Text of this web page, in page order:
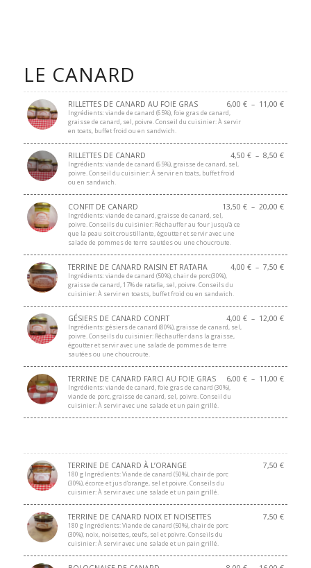
LE CANARD
RILLETTES DE CANARD AU FOIE GRAS 6,00€ – 11,00€
Ingrédients: viande de canard (65%), foie gras de canard,
graisse de canard, sel, poivre. Conseil du cuisinier: À servir
en toats, buffet froid ou en sandwich.
RILLETTES DE CANARD 4,50€ – 8,50€
Ingrédients: viande de canard (65%), graisse de canard, sel,
poivre. Conseil du cuisinier: À servir en toats, buffet froid
ou en sandwich.
CONFIT DE CANARD 13,50€ – 20,00€
Ingrédients: viande de canard, graisse de canard, sel,
poivre. Conseils du cuisinier: Réchauffer au four jusqu’à ce
que la peau soit croustillante, égoutter et servir avec une
salade de pommes de terre sautées ou une choucroute.
TERRINE DE CANARD RAISIN ET RATAFIA 4,00€ – 7,50€
Ingrédients: viande de canard (50%), chair de porc(30%),
graisse de canard, 17% de ratafia, sel, poivre. Conseils du
cuisinier: À servir en toasts, buffet froid ou en sandwich.
GÉSIERS DE CANARD CONFIT 4,00€ – 12,00€
Ingrédients: gésiers de canard (80%), graisse de canard, sel,
poivre. Conseils du cuisinier: Réchauffer dans la graisse,
égoutter et servir avec une salade de pommes de terre
sautées ou une choucroute.
TERRINE DE CANARD FARCI AU FOIE GRAS 6,00€ – 11,00€
Ingrédients: viande de canard, foie gras de canard (30%),
viande de porc, graisse de canard, sel, poivre. Conseil du
cuisinier: À servir avec une salade et un pain grillé.
TERRINE DE CANARD À L’ORANGE 7,50€
180 g Ingrédients: Viande de canard (50%), chair de porc
(30%), écorce et jus d’orange, sel et poivre. Conseils du
cuisinier: À servir avec une salade et un pain grillé.
TERRINE DE CANARD NOIX ET NOISETTES 7,50€
180 g Ingrédients: Viande de canard (50%), chair de porc
(30%), noix, noisettes, œufs, sel et poivre. Conseils du
cuisinier: À servir avec une salade et un pain grillé.